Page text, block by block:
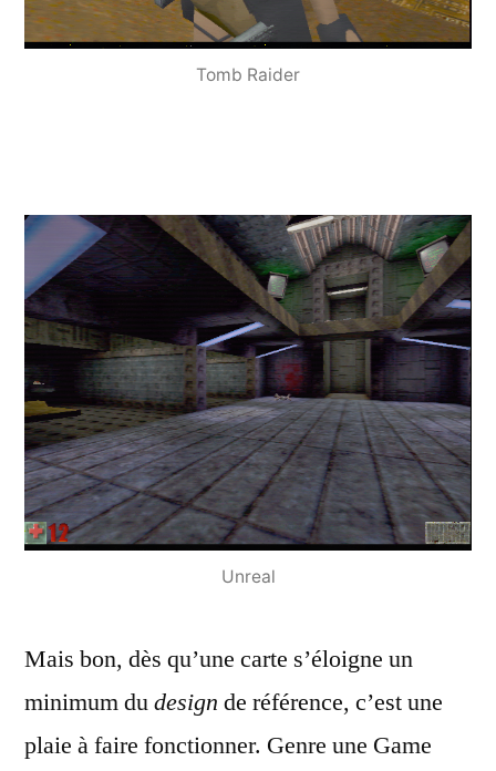
Tomb Raider
Unreal
Mais bon, dès qu’une carte s’éloigne un
minimum dudesign de référence, c’est une
plaie à faire fonctionner. Genre une Game